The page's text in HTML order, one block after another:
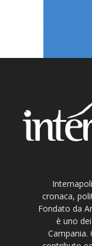
cronaca,
Fondato da
è uno
Campania.